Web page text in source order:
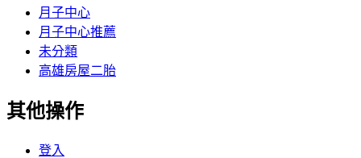
月子中心
月子中心推薦
未分類
高雄房屋二胎
其他操作
登入